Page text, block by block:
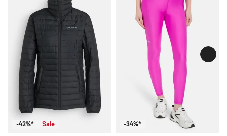
-42%* Sale -34%*